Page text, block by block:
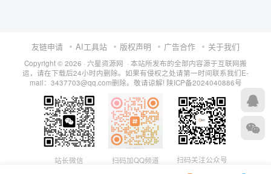
友链申请 AI工具站 版权声明 广告合作 关于我们
Copyright © 2026 · 六星资源网 · 本站所发布的全部内容源于互联网搬
运，请在下载后24小时内删除。如果有侵权之处请第一时间联系我们E-
mail：3437703@qq.com删除。敬请谅解! 陕ICP备2024040886号
站长微信 扫码加QQ频道 扫码关注公众号